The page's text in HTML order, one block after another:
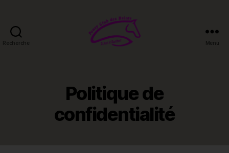
Recherche Menu
Politique de
confidentialité